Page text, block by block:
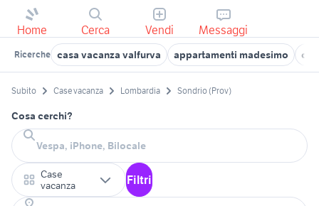
Home Cerca Vendi Messaggi
Ricerche casa vacanza valfurva appartamenti madesimo
Subito Case vacanza Lombardia Sondrio (Prov)
Cosa cerchi?
Case
vacanza
Filtri